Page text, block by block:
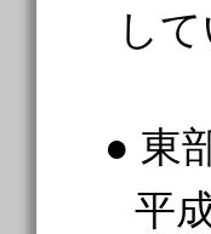
して
● 東
平